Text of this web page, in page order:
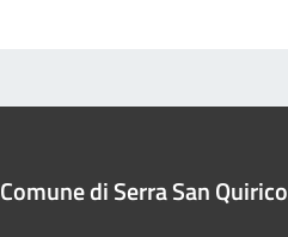
Comune di Serra San Quirico